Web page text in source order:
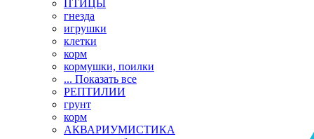
ПТИЦЫ
гнезда
игрушки
клетки
корм
кормушки, поилки
... Показать все
РЕПТИЛИИ
грунт
корм
АКВАРИУМИСТИКА